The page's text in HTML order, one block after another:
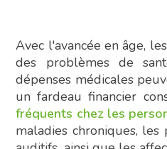
Avec l'avancée en âge,
des problèmes de
dépenses médicales
un fardeau financier
fréquents chez les
maladies chroniques,